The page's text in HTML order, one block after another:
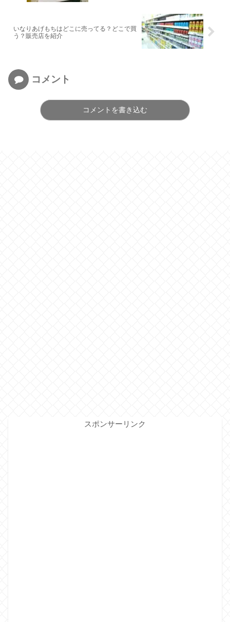
いなりあげもちはどこに売ってる？どこで買
う？販売店を紹介
コメント
コメントを書き込む
スポンサーリンク